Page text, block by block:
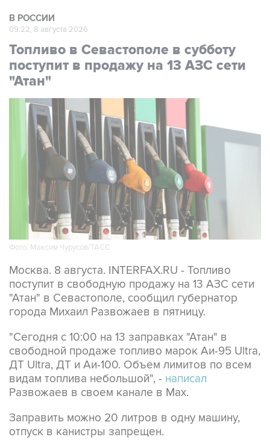
В РОССИИ
09:22, 8 августа 2026
Топливо в Севастополе в субботу
поступит в продажу на 13 АЗС сети
"Атан"
Фото: Максим Чурусов/ТАСС
Москва. 8 августа. INTERFAX.RU - Топливо
поступит в свободную продажу на 13 АЗС сети
"Атан" в Севастополе, сообщил губернатор
города Михаил Развожаев в пятницу.
"Сегодня с 10:00 на 13 заправках "Атан" в
свободной продаже топливо марок Аи-95 Ultra,
ДТ Ultra, ДТ и Аи-100. Объем лимитов по всем
видам топлива небольшой", - написал
Развожаев в своем канале в Max.
Заправить можно 20 литров в одну машину,
отпуск в канистры запрещен.